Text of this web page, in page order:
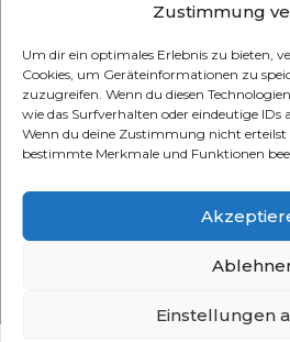
Zustimmung
Um dir ein optimales Erlebnis zu bieten,
Cookies, um Geräteinformationen zu
zuzugreifen. Wenn du diesen
wie das Surfverhalten oder eindeutige IDs
Wenn du deine Zustimmung nicht
bestimmte Merkmale und Funktionen
Einstellungen
FSH-
66119
Tel. 0681 /
Fax. 0681 /
eMail: info@e-
Referenzen